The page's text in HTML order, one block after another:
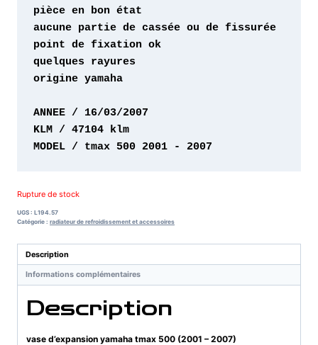
origine yamaha
MODEL / tmax 500 2001 - 2007
Rupture de stock
UGS : L194.57
Catégorie : radiateur de refroidissement et accessoires
Description
Informations complémentaires
Description
vase d’expansion yamaha tmax 500 (2001 – 2007)